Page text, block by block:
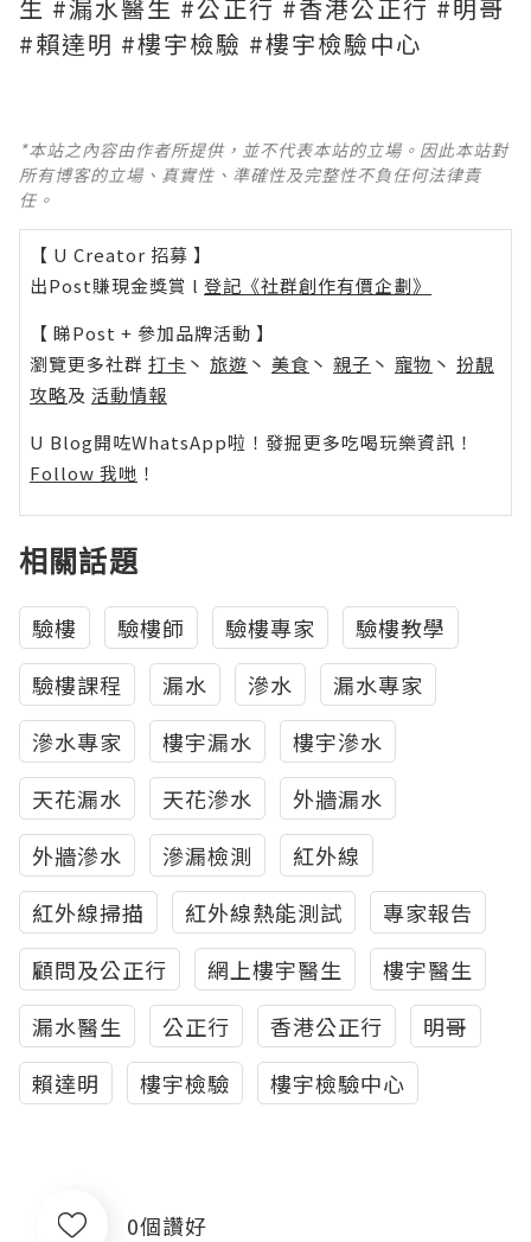
生 #漏水醫生 #公正行 #香港公正行 #明哥
#賴達明 #樓宇檢驗 #樓宇檢驗中心
*本站之內容由作者所提供，並不代表本站的立場。因此本站對
所有博客的立場、真實性、準確性及完整性不負任何法律責
任。
【 U Creator 招募 】
出Post賺現金獎賞 l 登記《社群創作有價企劃》
【 睇Post + 參加品牌活動 】
瀏覽更多社群 打卡 丶 旅遊 丶 美食 丶 親子 丶 寵物 丶 扮靚
攻略及 活動情報
U Blog開咗WhatsApp啦！發掘更多吃喝玩樂資訊！
Follow 我哋 ！
相關話題
驗樓 驗樓師 驗樓專家
驗樓教學
驗樓課程
漏水 滲水
漏水專家
滲水專家
樓宇漏水
樓宇滲水
天花漏水
天花滲水
外牆漏水
外牆滲水
滲漏檢測
紅外線
紅外線掃描
紅外線熱能測試
專家報告
顧問及公正行
網上樓宇醫生
樓宇醫生
漏水醫生
公正行 香港公正行
明哥
賴達明
樓宇檢驗 樓宇檢驗中心
0個讚好